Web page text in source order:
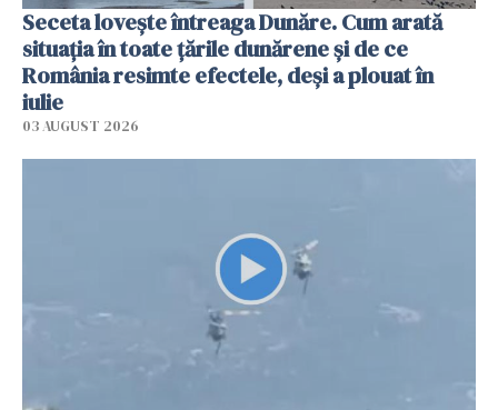
Seceta lovește întreaga Dunăre. Cum arată
situația în toate țările dunărene și de ce
România resimte efectele, deși a plouat în
iulie
03 AUGUST 2026